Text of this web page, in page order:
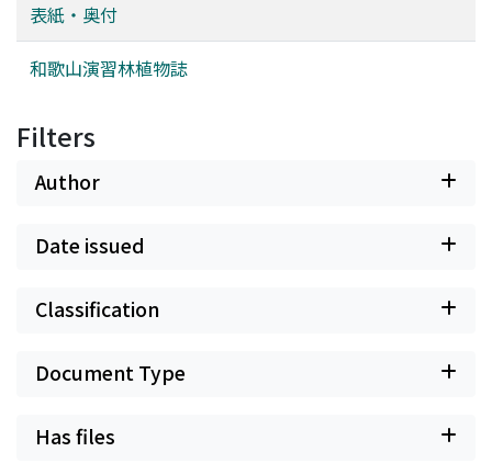
表紙・奥付
和歌山演習林植物誌
Filters
Author
Date issued
Classification
Document Type
Has files